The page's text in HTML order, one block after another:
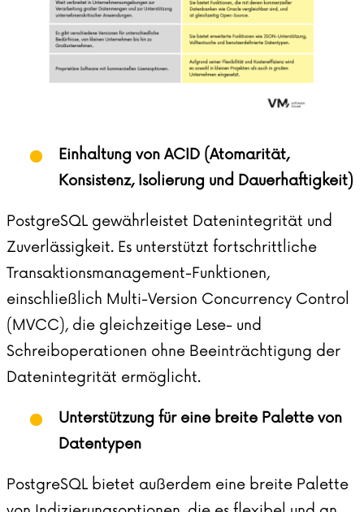
Einhaltung von ACID (Atomarität,
Konsistenz, Isolierung und Dauerhaftigkeit)
PostgreSQL gewährleistet Datenintegrität und
Zuverlässigkeit. Es unterstützt fortschrittliche
Transaktionsmanagement-Funktionen,
einschließlich Multi-Version Concurrency Control
(MVCC), die gleichzeitige Lese- und
Schreiboperationen ohne Beeinträchtigung der
Datenintegrität ermöglicht.
Unterstützung für eine breite Palette von
Datentypen
PostgreSQL bietet außerdem eine breite Palette